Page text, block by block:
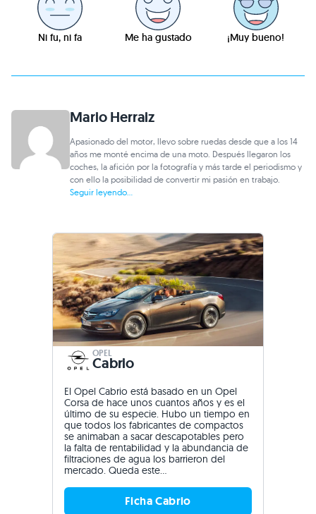
Ni fu, ni fa Me ha gustado ¡Muy bueno!
Mario Herraiz
Apasionado del motor, llevo sobre ruedas desde que a los 14
años me monté encima de una moto. Después llegaron los
coches, la afición por la fotografía y más tarde el periodismo y
con ello la posibilidad de convertir mi pasión en trabajo.
Seguir leyendo...
OPEL
Cabrio
El Opel Cabrio está basado en un Opel
Corsa de hace unos cuantos años y es el
último de su especie. Hubo un tiempo en
que todos los fabricantes de compactos
se animaban a sacar descapotables pero
la falta de rentabilidad y la abundancia de
filtraciones de agua los barrieron del
mercado. Queda este...
Ficha Cabrio